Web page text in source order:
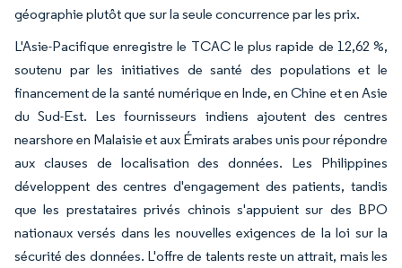
géographie plutôt que sur la seule concurrence par les prix.
L'Asie-Pacifique enregistre le TCAC le plus rapide de 12,62 %,
soutenu par les initiatives de santé des populations et le
financement de la santé numérique en Inde, en Chine et en Asie
du Sud-Est. Les fournisseurs indiens ajoutent des centres
nearshore en Malaisie et aux Émirats arabes unis pour répondre
aux clauses de localisation des données. Les Philippines
développent des centres d'engagement des patients, tandis
que les prestataires privés chinois s'appuient sur des BPO
nationaux versés dans les nouvelles exigences de la loi sur la
sécurité des données. L'offre de talents reste un attrait, mais les